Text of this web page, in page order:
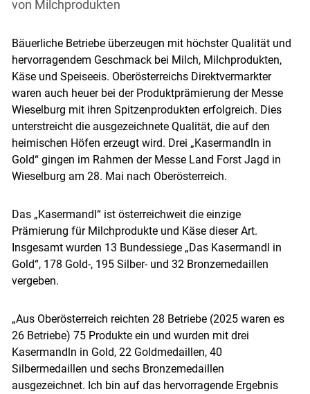
von Milchprodukten
Bäuerliche Betriebe überzeugen mit höchster Qualität und
hervorragendem Geschmack bei Milch, Milchprodukten,
Käse und Speiseeis. Oberösterreichs Direktvermarkter
waren auch heuer bei der Produktprämierung der Messe
Wieselburg mit ihren Spitzenprodukten erfolgreich. Dies
unterstreicht die ausgezeichnete Qualität, die auf den
heimischen Höfen erzeugt wird. Drei „Kasermandln in
Gold“ gingen im Rahmen der Messe Land Forst Jagd in
Wieselburg am 28. Mai nach Oberösterreich.
Das „Kasermandl“ ist österreichweit die einzige
Prämierung für Milchprodukte und Käse dieser Art.
Insgesamt wurden 13 Bundessiege „Das Kasermandl in
Gold“, 178 Gold-, 195 Silber- und 32 Bronzemedaillen
vergeben.
„Aus Oberösterreich reichten 28 Betriebe (2025 waren es
26 Betriebe) 75 Produkte ein und wurden mit drei
Kasermandln in Gold, 22 Goldmedaillen, 40
Silbermedaillen und sechs Bronzemedaillen
ausgezeichnet. Ich bin auf das hervorragende Ergebnis